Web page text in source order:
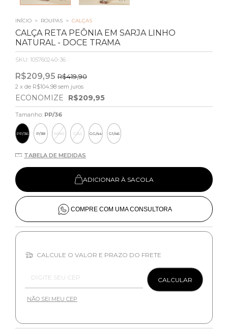
INÍCIO > ROUPAS > CALÇAS
CALÇA RETA PEÔNIA EM SARJA LINHO
NATURAL - DOCE TRAMA
SKU: 105760240-36
R$209,95 R$419,90
2 x de R$104,98 sem juros
ECONOMIZE R$209,95
Tamanho: PP/36
PP/36 P/38 M/40 G/42 GG/44 G1/46
TABELA DE MEDIDAS
ADICIONAR À SACOLA
COMPRE COM UMA CONSULTORA
CALCULE O VALOR E PRAZO DO FRETE
CALCULAR
NÃO SEI MEU CEP